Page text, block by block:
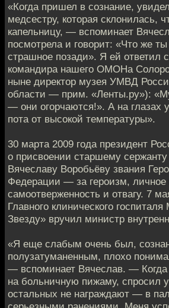
«Когда пришел в сознание,
медсестру, которая склонилась,
капельницу, — вспоминает
посмотрела и говорит: «Что же
страшное позади». Я ей ответил
командира нашего ОМОНа
ныне директор музея УМВД
области — прим. «Ленты.ру»):
— они огорчаются!». А на глазах
пота от высокой температуры».
30 марта 2009 года президент
о присвоении старшему
Вячеславу Воробьёву звания
Федерации — за героизм, личное
самоотверженность и отвагу. 7
Главного клинического
Звезду» вручил министр
«Я еще слабым очень был,
полузатуманенным, плохо
— вспоминает Вячеслав. — Когда
на больничную пижаму, спросил
остальных не награждают — в